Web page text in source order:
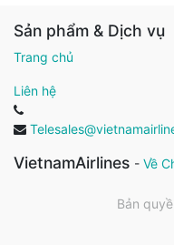
Sản phẩm & Dịch vụ
Trang chủ
Liên hệ
VietnamAirlines - Về
Bản